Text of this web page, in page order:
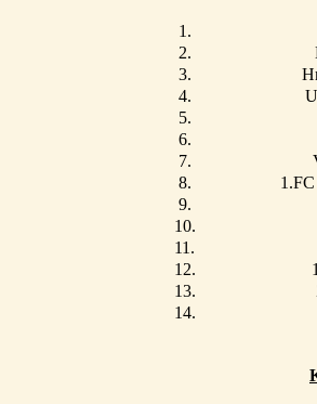
1.
2.
3.
4.
5.
6.
7.
8.
9.
10.
11.
12.
13.
14.